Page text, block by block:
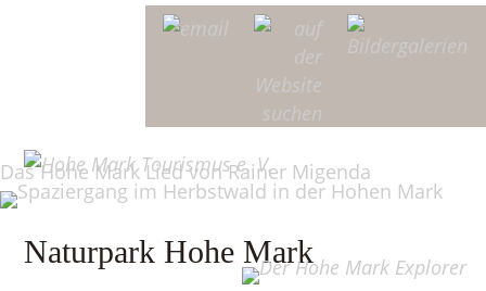
Naturpark Hohe Mark